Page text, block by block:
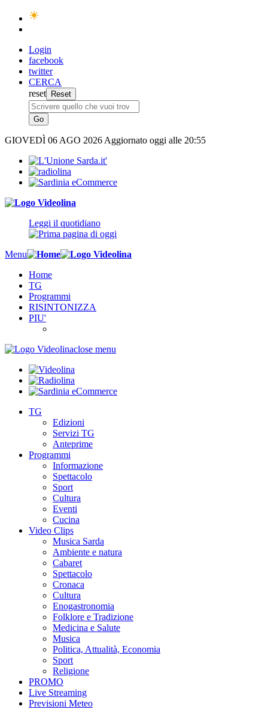
Login
facebook
twitter
CERCA
reset
GIOVEDÌ 06 AGO 2026 Aggiornato oggi alle 20:55
Leggi il quotidiano
Menu
Home
TG
Programmi
RISINTONIZZA
PIU'
close menu
TG
Edizioni
Servizi TG
Anteprime
Programmi
Informazione
Spettacolo
Sport
Cultura
Eventi
Cucina
Video Clips
Musica Sarda
Ambiente e natura
Cabaret
Spettacolo
Cronaca
Cultura
Enogastronomia
Folklore e Tradizione
Medicina e Salute
Musica
Politica, Attualità, Economia
Sport
Religione
PROMO
Live Streaming
Previsioni Meteo